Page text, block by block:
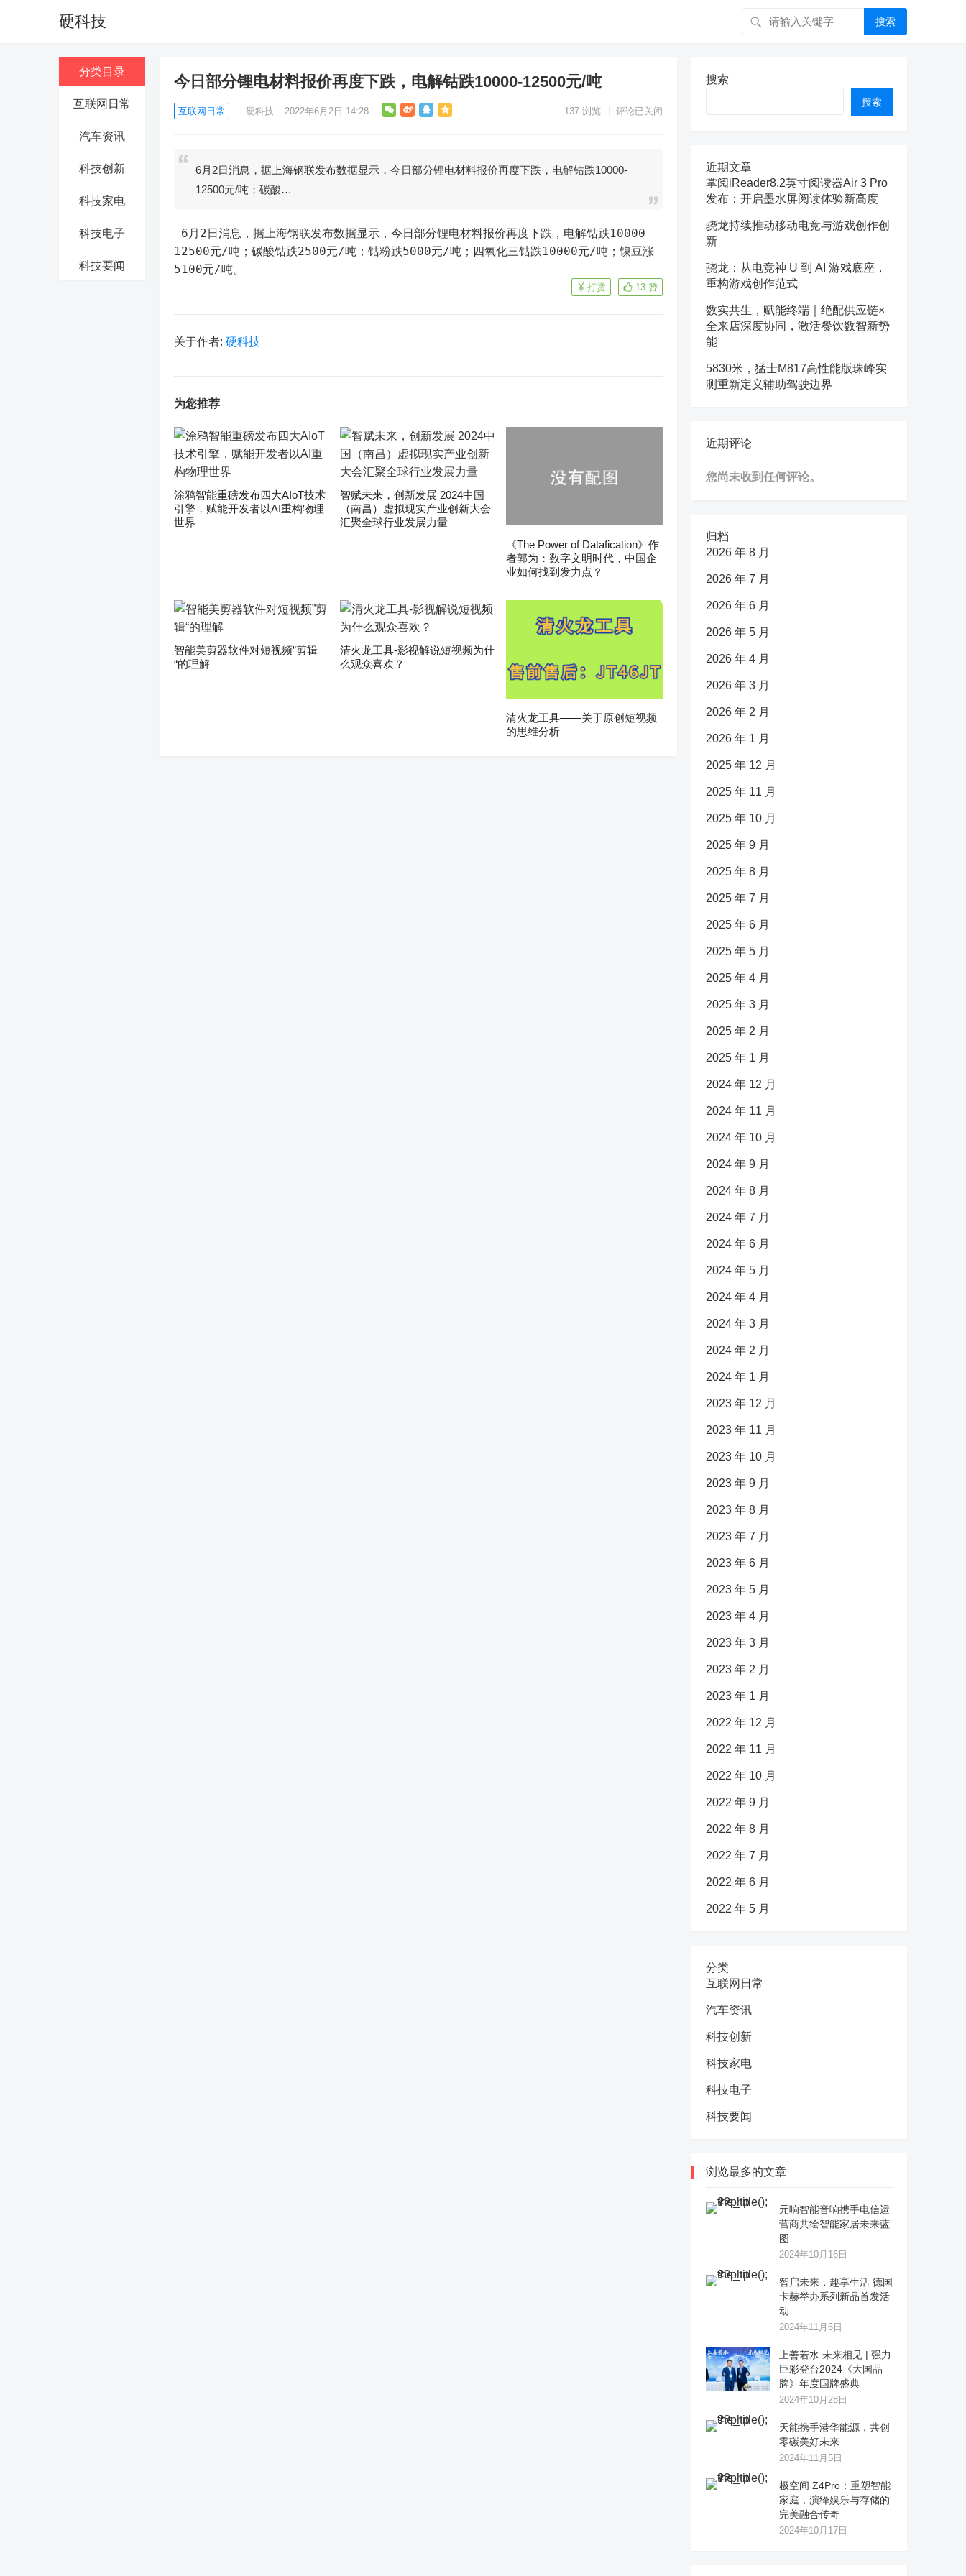
硬科技 搜索
分类目录
互联网日常
汽车资讯
科技创新
科技家电
科技电子
科技要闻
今日部分锂电材料报价再度下跌，电解钴跌10000-12500元/吨
互联网日常 硬科技 2022年6月2日 14:28 137 浏览 评论已关闭
6月2日消息，据上海钢联发布数据显示，今日部分锂电材料报价再度下跌，电解钴跌10000-
12500元/吨；碳酸…
12500元/吨；碳酸钴跌2500元/吨；钴粉跌5000元/吨；四氧化三钴跌10000元/吨；镍豆涨
5100元/吨。
13 赞
打赏
关于作者: 硬科技
为您推荐
涂鸦智能重磅发布四大AIoT技术
引擎，赋能开发者以AI重构物理
世界
智赋未来，创新发展 2024中国
（南昌）虚拟现实产业创新大会
汇聚全球行业发展力量
《The Power of Datafication》作
者郭为：数字文明时代，中国企
业如何找到发力点？
智能美剪器软件对短视频”剪辑
“的理解
清火龙工具-影视解说短视频为什
么观众喜欢？
清火龙工具——关于原创短视频
的思维分析
搜索
搜索
近期文章
掌阅iReader8.2英寸阅读器Air 3 Pro
发布：开启墨水屏阅读体验新高度
骁龙持续推动移动电竞与游戏创作创
新
骁龙：从电竞神 U 到 AI 游戏底座，
重构游戏创作范式
数实共生，赋能终端｜绝配供应链×
全来店深度协同，激活餐饮数智新势
能
5830米，猛士M817高性能版珠峰实
测重新定义辅助驾驶边界
近期评论
您尚未收到任何评论。
归档
2026 年 8 月
2026 年 7 月
2026 年 6 月
2026 年 5 月
2026 年 4 月
2026 年 3 月
2026 年 2 月
2026 年 1 月
2025 年 12 月
2025 年 11 月
2025 年 10 月
2025 年 9 月
2025 年 8 月
2025 年 7 月
2025 年 6 月
2025 年 5 月
2025 年 4 月
2025 年 3 月
2025 年 2 月
2025 年 1 月
2024 年 12 月
2024 年 11 月
2024 年 10 月
2024 年 9 月
2024 年 8 月
2024 年 7 月
2024 年 6 月
2024 年 5 月
2024 年 4 月
2024 年 3 月
2024 年 2 月
2024 年 1 月
2023 年 12 月
2023 年 11 月
2023 年 10 月
2023 年 9 月
2023 年 8 月
2023 年 7 月
2023 年 6 月
2023 年 5 月
2023 年 4 月
2023 年 3 月
2023 年 2 月
2023 年 1 月
2022 年 12 月
2022 年 11 月
2022 年 10 月
2022 年 9 月
2022 年 8 月
2022 年 7 月
2022 年 6 月
2022 年 5 月
分类
互联网日常
汽车资讯
科技创新
科技家电
科技电子
科技要闻
浏览最多的文章
元响智能音响携手电信运
营商共绘智能家居未来蓝
图
2024年10月16日
智启未来，趣享生活 德国
卡赫举办系列新品首发活
动
2024年11月6日
上善若水 未来相见 | 强力
巨彩登台2024《大国品
牌》年度国牌盛典
2024年10月28日
天能携手港华能源，共创
零碳美好未来
2024年11月5日
极空间 Z4Pro：重塑智能
家庭，演绎娱乐与存储的
完美融合传奇
2024年10月17日